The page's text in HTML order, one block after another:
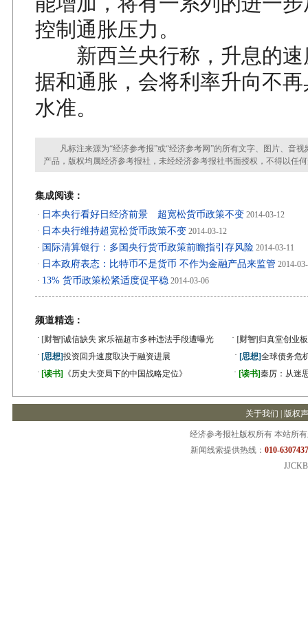
控制通胀压力。
新西兰央行称，升息的速
据和通胀，会将利率升向不
水准。
凡标注来源为“经济参考报”或“经济参考网”的所有文字、图片、音视
产品，版权均属经济参考报社，未经经济参考报社书面授权，不得以任
集成阅读：
· 日本央行看好日经济前景 超宽松货币政策不变 2014-03-12
· 日本央行维持超宽松货币政策不变 2014-03-12
· 国际清算银行：多国央行货币政策前瞻指引存风险 2014-03-11
· 日本政府表态：比特币不是货币 不作为金融产品来监管 2014-
· 13% 货币政策松紧适度促平稳 2014-03-06
频道精选：
· [财智]诚信缺失 家乐福超市多种违法手段遭曝光 · [财智] 归真堂创业
· [思想]投资回升速度取决于融资进展 · [思想]全球债务危
· [读书] 《历史大变局下的中国战略定位》 · [读书]秦厉：从迷
关于我们 版权
经济参考报社版权所有 本站所
新闻线索提供热线： 010-